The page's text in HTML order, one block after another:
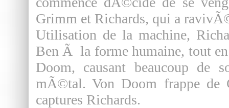
Grimm et Richards, qui a
Utilisation de la machine,
Ben Ã la forme humaine, tout
Doom, causant beaucoup
mÃ©tal. Von Doom frappe de
captures Richards.